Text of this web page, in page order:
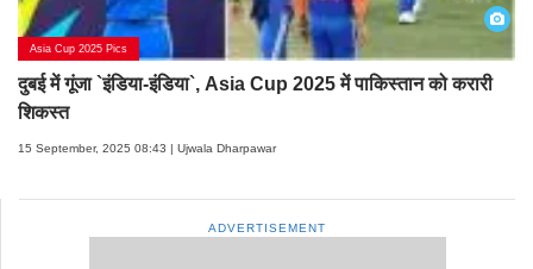
Asia Cup 2025 Pics
दुबई में गूंजा `इंडिया-इंडिया`, Asia Cup 2025 में पाकिस्तान को करारी
शिकस्त
15 September, 2025 08:43 | Ujwala Dharpawar
ADVERTISEMENT